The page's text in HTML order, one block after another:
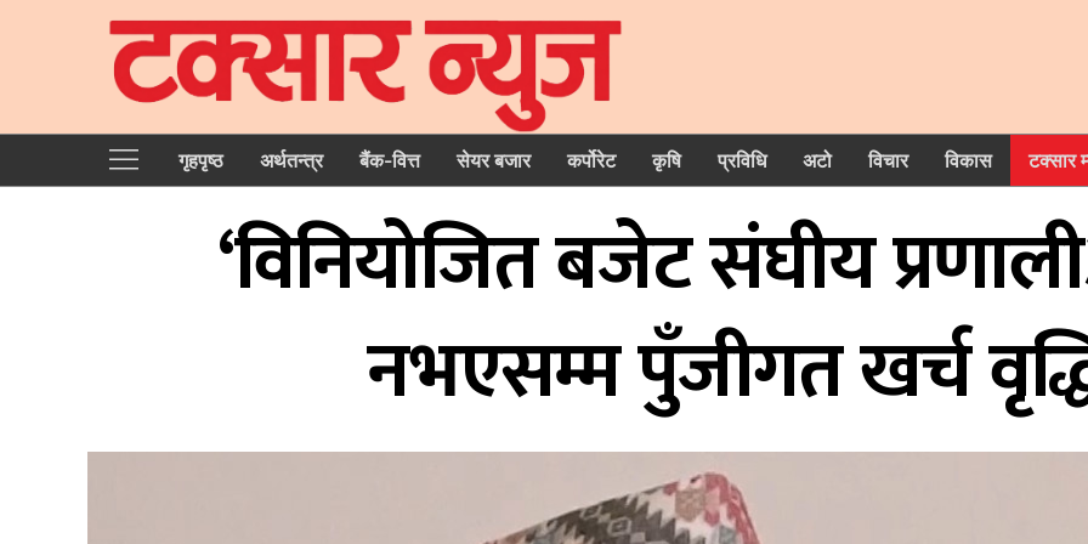
गृहपृष्‍ठ अर्थतन्त्र बैंक-वित्त सेयर बजार कर्पोरेट कृषि प्रविधि अटो विचार विकास टक्सार
‘विनियोजित बजेट संघीय
नभएसम्म पुँजीगत खर्च